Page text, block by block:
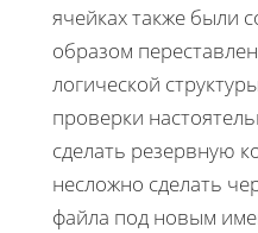
ячейках также были
образом
логической
проверки
сделать резервную
несложно сделать
файла под новым